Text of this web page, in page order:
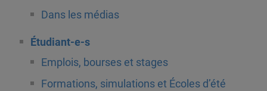
Dans les médias
Étudiant-e-s
Emplois, bourses et stages
Formations, simulations et Écoles d’été